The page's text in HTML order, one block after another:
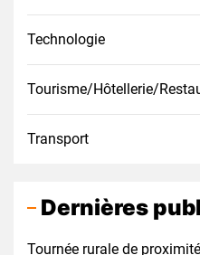
Technologie
Tourisme/Hôtellerie/
Transport
Dernières
Tournée rurale de